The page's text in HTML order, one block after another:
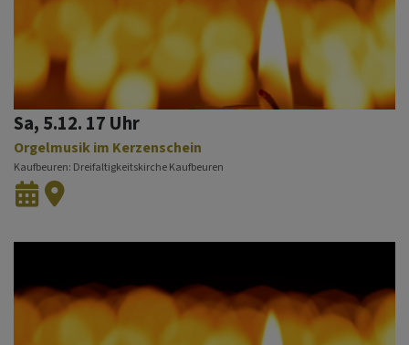
Sa, 5.12. 17 Uhr
Orgelmusik im Kerzenschein
Kaufbeuren Dreifaltigkeitskirche Kaufbeuren